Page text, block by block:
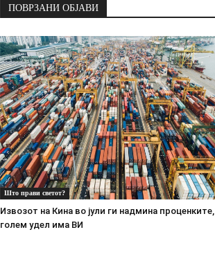
ПОВРЗАНИ ОБЈАВИ
Што прави светот?
Извозот на Кина во јули ги надмина проценките,
голем удел има ВИ